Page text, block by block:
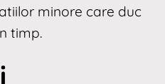
minore care duc
timp.